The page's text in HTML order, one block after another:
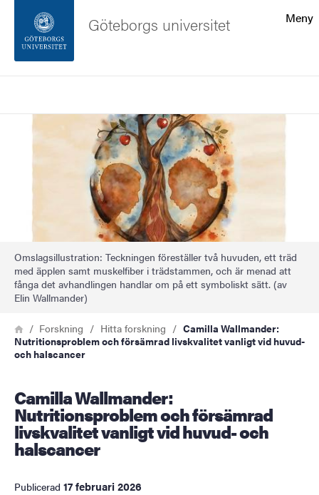
Sidfoten
Om webbplatsen
Meny
Göteborgs universitet
Omslagsillustration: Teckningen föreställer två huvuden, ett träd
med äpplen samt muskelfiber i trädstammen, och är menad att
fånga det avhandlingen handlar om på ett symboliskt sätt. (av
Elin Wallmander)
Länkstig
HemForskning Hitta forskning
Camilla Wallmander:
Nutritionsproblem och försämrad livskvalitet vanligt vid huvud-
och halscancer
Camilla Wallmander:
Nutritionsproblem och försämrad
livskvalitet vanligt vid huvud- och
halscancer
Publicerad 17 februari 2026